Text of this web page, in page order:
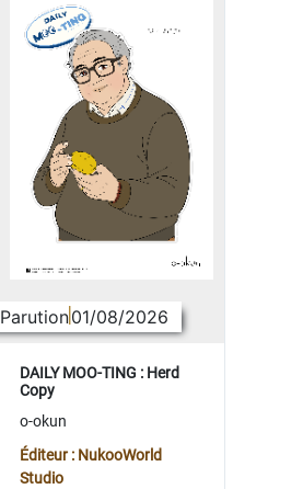
Parution01/08/2026
DAILY MOO-TING : Herd
Copy
o-okun
Éditeur : NukooWorld
Studio